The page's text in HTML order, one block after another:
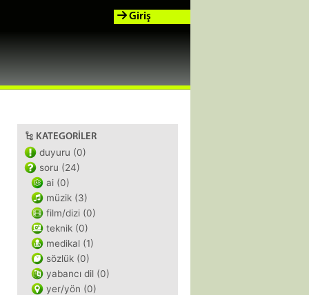
Giriş
KATEGORILER
duyuru (0)
soru (24)
ai (0)
müzik (3)
film/dizi (0)
teknik (0)
medikal (1)
sözlük (0)
yabancı dil (0)
yer/yön (0)